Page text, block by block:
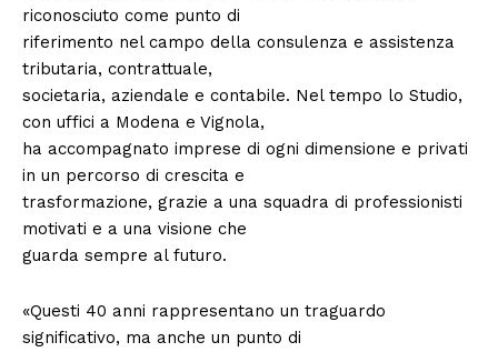
riconosciuto come punto di
riferimento nel campo della consulenza e assistenza
tributaria, contrattuale,
societaria, aziendale e contabile. Nel tempo lo Studio,
con uffici a Modena e Vignola,
ha accompagnato imprese di ogni dimensione e privati
in un percorso di crescita e
trasformazione, grazie a una squadra di professionisti
motivati e a una visione che
guarda sempre al futuro.
«Questi 40 anni rappresentano un traguardo
significativo, ma anche un punto di